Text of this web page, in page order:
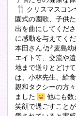
クリスマスコ
園式の園歌、子供
出を曲にしてくだ
に感動を与えてく
本田さん
麦島
エイト等、交流や
地まで送りとどけ
は、小林先生、給
親和タクシーの方
ました
他にも数
笑顔で過ごすこと